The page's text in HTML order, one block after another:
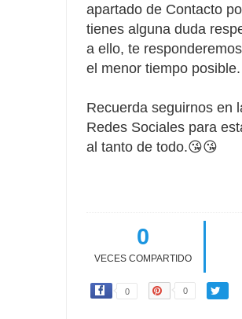
apartado de Contacto
tienes alguna duda
a ello, te
el menor tiempo posible.
Recuerda seguirnos en
Redes Sociales para
al tanto de todo.😘😘
0
VECES COMPARTIDO
0 0